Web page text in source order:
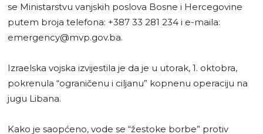
se Ministarstvu vanjskih poslova Bosne i Hercegovine
putem broja telefona: +387 33 281 234 i e-maila:
emergency@mvp.gov.ba.
Izraelska vojska izvijestila je da je u utorak, 1. oktobra,
pokrenula “ograničenu i ciljanu” kopnenu operaciju na
jugu Libana.
Kako je saopćeno, vode se “žestoke borbe” protiv